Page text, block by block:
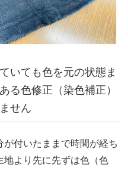
いても色を元の状態ま
る色修正（染色補正）
せん
付いたままで時間が経ち
地より先に先ずは色（色